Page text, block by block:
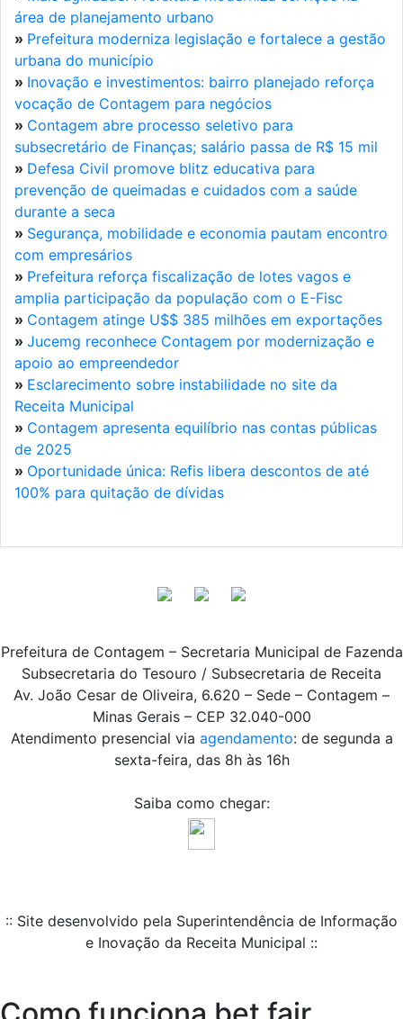
área de planejamento urbano
» Prefeitura moderniza legislação e fortalece a gestão
urbana do município
» Inovação e investimentos: bairro planejado reforça
vocação de Contagem para negócios
» Contagem abre processo seletivo para
subsecretário de Finanças; salário passa de R$ 15 mil
» Defesa Civil promove blitz educativa para
prevenção de queimadas e cuidados com a saúde
durante a seca
» Segurança, mobilidade e economia pautam encontro
com empresários
» Prefeitura reforça fiscalização de lotes vagos e
amplia participação da população com o E-Fisc
» Contagem atinge U$$ 385 milhões em exportações
» Jucemg reconhece Contagem por modernização e
apoio ao empreendedor
» Esclarecimento sobre instabilidade no site da
Receita Municipal
» Contagem apresenta equilíbrio nas contas públicas
de 2025
» Oportunidade única: Refis libera descontos de até
100% para quitação de dívidas
Prefeitura de Contagem – Secretaria Municipal de Fazenda
Subsecretaria do Tesouro / Subsecretaria de Receita
Av. João Cesar de Oliveira, 6.620 – Sede – Contagem –
Minas Gerais – CEP 32.040-000
Atendimento presencial via agendamento: de segunda a
sexta-feira, das 8h às 16h
Saiba como chegar:
:: Site desenvolvido pela Superintendência de Informação
e Inovação da Receita Municipal ::